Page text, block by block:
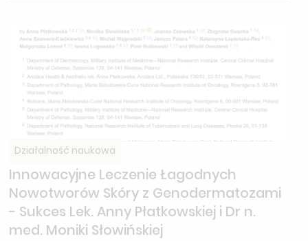
Działalność naukowa
Innowacyjne Leczenie Łagodnych
Nowotworów Skóry z Genodermatozami
- Sukces Lek. Anny Płatkowskiej i Dr n.
med. Moniki Słowińskiej